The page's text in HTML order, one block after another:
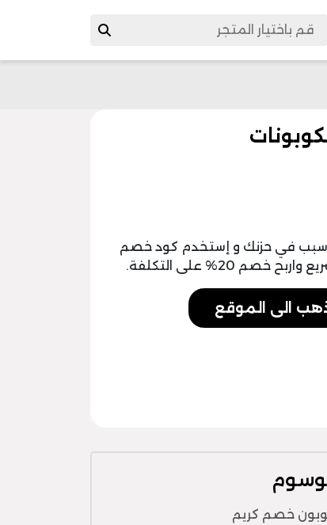
سبب في حزنك و إستخدم كود خصم
على التكلفة.
الى الموقع
خصم كريم